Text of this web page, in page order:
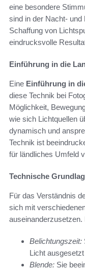
eine besondere
sind in der Nacht- und
Schaffung von
eindrucksvolle
Einführung in die
Eine Einführung in
diese Technik bei
Möglichkeit,
wie sich Lichtquellen
dynamisch und
Technik ist
für ländliches Umfeld
Technische
Für das Verständnis
sich mit
auseinanderzusetzen.
Belichtungszeit:
Licht
Blende: Sie